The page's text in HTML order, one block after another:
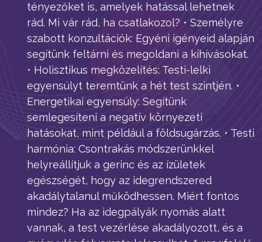
tényezőket is, amelyek hatással lehetnek
rád. Mi vár rád, ha csatlakozol? • Személyre
szabott konzultációk: Egyéni igényeid alapján
segítünk feltárni és megoldani a kihívásokat.
• Holisztikus megközelítés: Testi-lelki
egyensúlyt teremtünk a hét test szintjén. •
Energetikai egyensúly: Segítünk
semlegesíteni a negatív környezeti
hatásokat, mint például a földsugárzás. • Testi
harmónia: Csontrakás módszerünkkel
helyreállítjuk a gerinc és az ízületek
egészségét, hogy az idegrendszered
akadálytalanul működhessen. Miért fontos
mindez? Ha az idegpályák nyomás alatt
vannak, a test vezérlése akadályozott, és a